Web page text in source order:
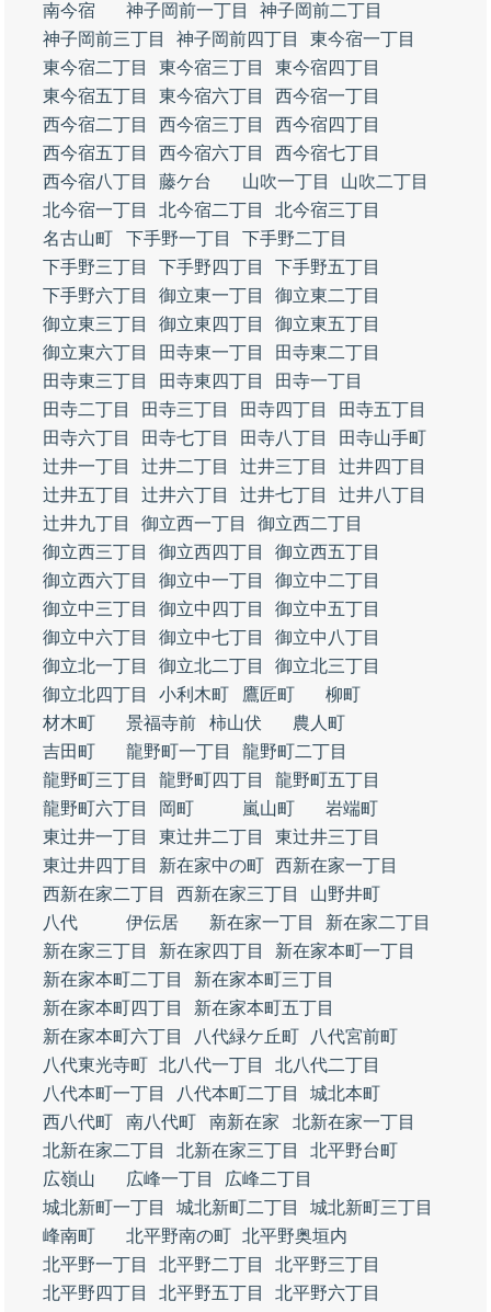
南今宿
神子岡前一丁目
神子岡前二丁目
神子岡前三丁目
神子岡前四丁目
東今宿一丁目
東今宿二丁目
東今宿三丁目
東今宿四丁目
東今宿五丁目
東今宿六丁目
西今宿一丁目
西今宿二丁目
西今宿三丁目
西今宿四丁目
西今宿五丁目
西今宿六丁目
西今宿七丁目
西今宿八丁目
藤ケ台 山吹一丁目
山吹二丁目
北今宿一丁目
北今宿二丁目
北今宿三丁目
名古山町
下手野一丁目
下手野二丁目
下手野三丁目
下手野四丁目
下手野五丁目
下手野六丁目
御立東一丁目
御立東二丁目
御立東三丁目
御立東四丁目
御立東五丁目
御立東六丁目
田寺東一丁目
田寺東二丁目
田寺東三丁目
田寺東四丁目
田寺一丁目
田寺二丁目
田寺三丁目 田寺四丁目
田寺五丁目
田寺六丁目
田寺七丁目 田寺八丁目
田寺山手町
辻井一丁目
辻井二丁目 辻井三丁目
辻井四丁目
辻井五丁目
辻井六丁目 辻井七丁目
辻井八丁目
辻井九丁目
御立西一丁目
御立西二丁目
御立西三丁目
御立西四丁目
御立西五丁目
御立西六丁目
御立中一丁目
御立中二丁目
御立中三丁目
御立中四丁目
御立中五丁目
御立中六丁目
御立中七丁目
御立中八丁目
御立北一丁目
御立北二丁目
御立北三丁目
御立北四丁目
小利木町 鷹匠町
柳町
材木町
景福寺前 柿山伏
農人町
吉田町
龍野町一丁目
龍野町二丁目
龍野町三丁目
龍野町四丁目
龍野町五丁目
龍野町六丁目
岡町 嵐山町
岩端町
東辻井一丁目
東辻井二丁目
東辻井三丁目
東辻井四丁目
新在家中の町 西新在家一丁目
西新在家二丁目
西新在家三丁目
山野井町
八代
伊伝居 新在家一丁目
新在家二丁目
新在家三丁目
新在家四丁目
新在家本町一丁目
新在家本町二丁目
新在家本町三丁目
新在家本町四丁目
新在家本町五丁目
新在家本町六丁目
八代緑ケ丘町
八代宮前町
八代東光寺町 北八代一丁目
北八代二丁目
八代本町一丁目
八代本町二丁目
城北本町
西八代町
南八代町 南新在家
北新在家一丁目
北新在家二丁目
北新在家三丁目
北平野台町
広嶺山
広峰一丁目
広峰二丁目
城北新町一丁目
城北新町二丁目
城北新町三丁目
峰南町
北平野南の町 北平野奥垣内
北平野一丁目
北平野二丁目
北平野三丁目
北平野四丁目
北平野五丁目 北平野六丁目